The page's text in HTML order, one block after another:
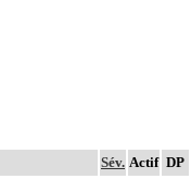
Sév. Actif DP